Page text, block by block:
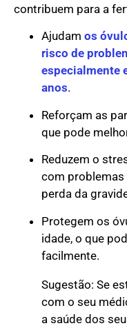
contribuem para a
Ajudam os
risco de
especialmente
anos.
Reforçam as
que pode
Reduzem o
com problemas
perda da
Protegem os
idade, o que
facilmente.
Sugestão: Se
com o seu
a saúde dos
Russian